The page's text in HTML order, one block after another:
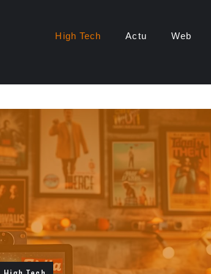
High Tech Actu Web